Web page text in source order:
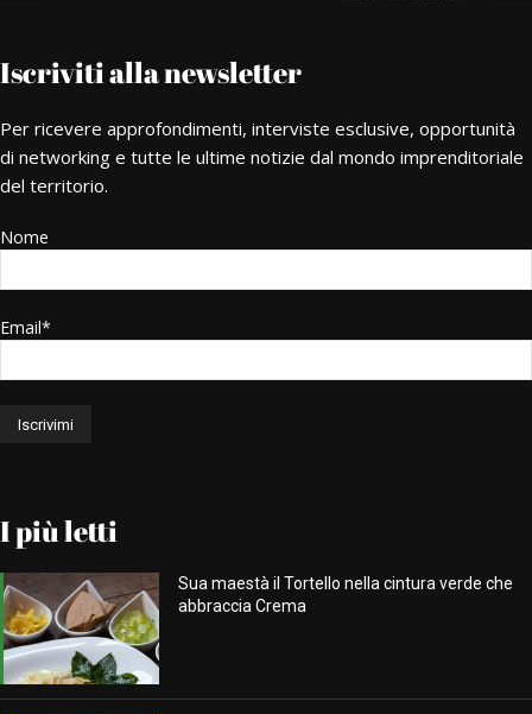
Iscriviti alla newsletter
Per ricevere approfondimenti, interviste esclusive, opportunità
di networking e tutte le ultime notizie dal mondo imprenditoriale
del territorio.
Nome
Email*
I più letti
Sua maestà il Tortello nella cintura verde che
abbraccia Crema